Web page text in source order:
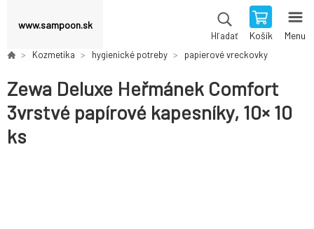
www.sampoon.sk
Hľadať Košík Menu
Kozmetika hygienické potreby papierové vreckovky
Zewa Deluxe Heřmánek Comfort
3vrstvé papírové kapesníky, 10× 10
ks